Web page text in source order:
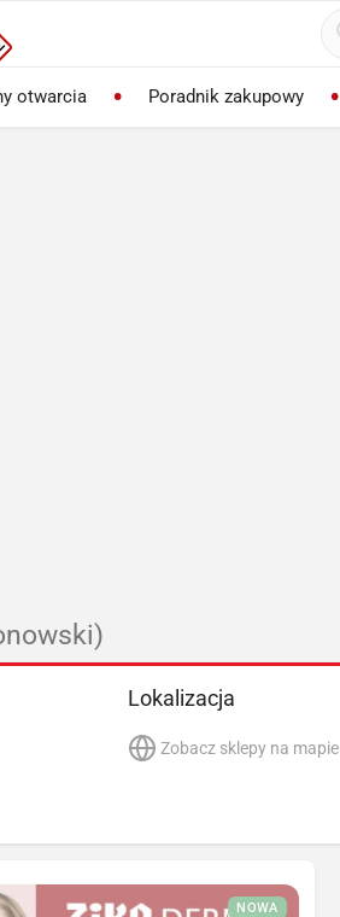
otwarcia Poradnik zakupowy
Lokalizacja
Zobacz sklepy na mapie
NOWA